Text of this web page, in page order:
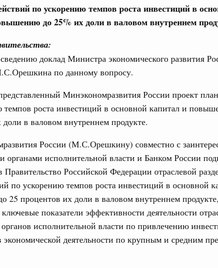
по ускорению темпов роста инвестиций в
до 25% их доли в валовом внутреннем
доклад Министра экономического развития
по данному вопросу.
Минэкономразвития России проект
темпов роста инвестиций в основной капитал и
в валовом внутреннем продукте.
России (М.С.Орешкину) совместно с
органами исполнительной власти и Банком России
Правительство Российской Федерации отраслевой
по ускорению темпов роста инвестиций в основной
25 процентов их доли в валовом внутреннем продукте,
показатели эффективности деятельности
исполнительной власти по привлечению
экономической деятельности по крупным и средним
поздравили россиян с Днём
организации. Добровольчество и волонтёрство.
медиков с 10-летием
Татьяна Голикова поздравила участников
«Волонтёры-медики» с 10-летним юбилеем.
Вчера
комиссии Всероссийского конкурса лучших
поздравили российскую сборную с
3
10
24
31